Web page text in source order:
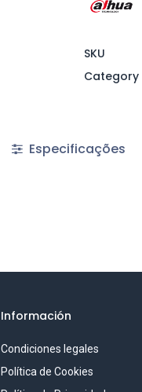
SKU
Category
Especificações
Información
Condiciones legales
Política de Cookies